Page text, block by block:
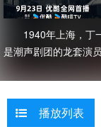
1940年上海，丁
是潮声剧团的龙套演
约瑟的替身；一个是
误杀，自此两人产生
瑟，意图破坏日军密
为“助手”并肩战斗
播放列表